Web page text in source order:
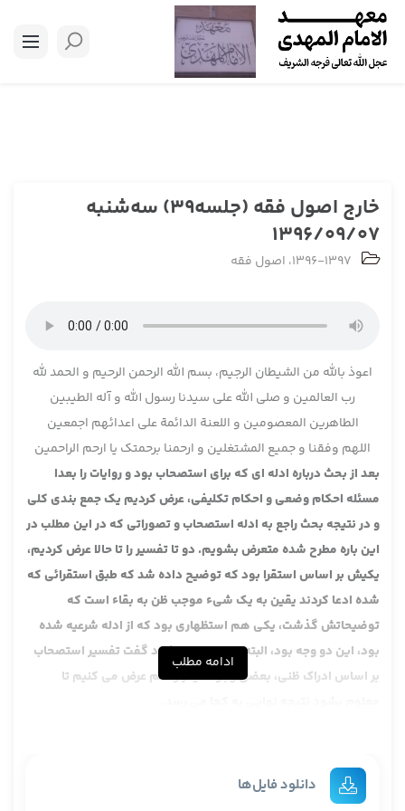
خارج اصول فقه (جلسه39) سه‌شنبه
1396/09/07
1396-1397، اصول فقه
اعوذ بالله من الشیطان الرجیم، بسم الله الرحمن الرحیم و الحمد لله
رب العالمین و صلی الله علی سیدنا رسول الله و آله الطیبین
الطاهرین المعصومین و اللعنة الدائمة علی اعدائهم اجمعین
اللهم وفقنا و جمیع المشتغلین و ارحمنا برحمتک یا ارحم الراحمین
بعد از بحث درباره ادله ای که برای استصحاب بود و روایات را بعدا
مسئله احکام وضعی و احکام تکلیفی، عرض کردیم یک جمع بندی کلی
و در نتیجه بحث راجع به ادله استصحاب و تصوراتی که در این مطلب در
این باره مطرح شده متعرض بشویم. دو تا تفسیر را تا حالا عرض کردیم،
یکیش بر اساس استقرا بود که توضیح داده شد که طبق استقرائی که
شده ادعا کردند یقین به یک شیء موجب ظن به بقاء است که
توضیحاتش گذشت، یکی هم استظهاری بود که از ادله شرعیه شده
بود، این دو وجه بود، البته وجه اول می شود گفت تفسیر استصحاب
بر اساس ادراک ظنی، بعضی وجوه دیگر را هم عرض می کنیم تا
یک نکته ای نیست که از خارج باشد، خود واقع یقین به حدوث این را
اقتضا می کند، به این معنا که اگر انسان یقین به حدوث پیدا کرد در
ادامه مطلب
دانلود فایل‌ها